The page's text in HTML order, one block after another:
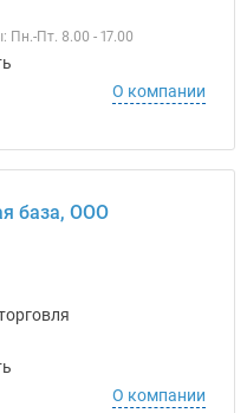
Пн.-Пт. 8.00 - 17.00
О компании
база, ООО
О компании